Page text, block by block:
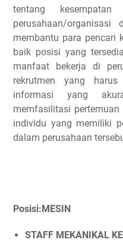
tentang
perusahaan/
membantu para pencari
baik posisi yang
manfaat bekerja di
rekrutmen yang
informasi yang
memfasilitasi
individu yang memiliki
dalam perusahaan
Posisi: MESIN
STAFF MEKANIKAL